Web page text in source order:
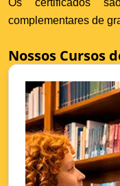
Os certificados
complementares de
Nossos Cursos